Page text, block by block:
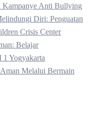
Kampanye Anti Bullying
Diri: Penguatan
Crisis Center
Belajar
Yogyakarta
Melalui Bermain